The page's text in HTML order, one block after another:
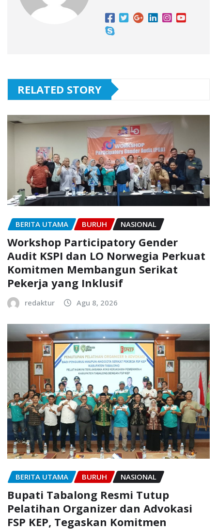
RELATED STORY
BERITA UTAMA BURUH NASIONAL
Workshop Participatory Gender
Audit KSPI dan LO Norwegia Perkuat
Komitmen Membangun Serikat
Pekerja yang Inklusif
redaktur Agu 8, 2026
BERITA UTAMA BURUH NASIONAL
Bupati Tabalong Resmi Tutup
Pelatihan Organizer dan Advokasi
FSP KEP, Tegaskan Komitmen